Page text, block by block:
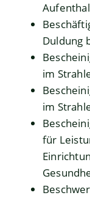
Duldung
im
im
für